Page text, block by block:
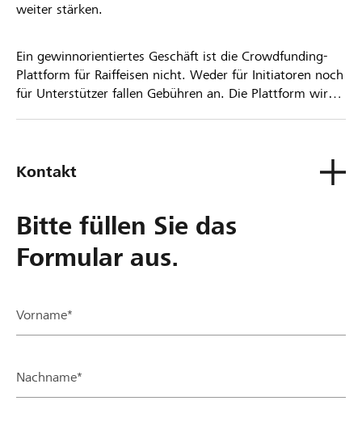
weiter stärken.
Ein gewinnorientiertes Geschäft ist die Crowdfunding-
Plattform für Raiffeisen nicht. Weder für Initiatoren noch
für Unterstützer fallen Gebühren an. Die Plattform wird
Kontakt
Bitte füllen Sie das
Formular aus.
Vorname*
Nachname*